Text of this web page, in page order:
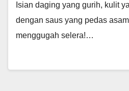
Isian daging yang gurih, kulit
dengan saus yang pedas
menggugah selera!…